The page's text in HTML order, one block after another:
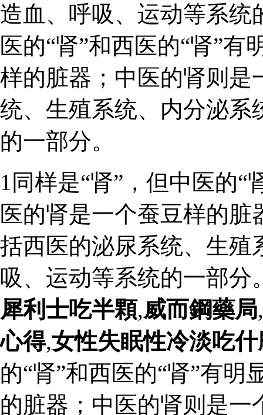
造血、呼吸、运动等系统
医的“肾”和西医的“肾”
样的脏器；中医的肾则是
统、生殖系统、内分泌系
的一部分。
1同样是“肾”，但中医的“
医的肾是一个蚕豆样的
括西医的泌尿系统、生殖
吸、运动等系统的一部分
犀利士吃半顆,威而鋼藥局,
心得,女性失眠性冷淡吃什
的“肾”和西医的“肾”有
的脏器；中医的肾则是